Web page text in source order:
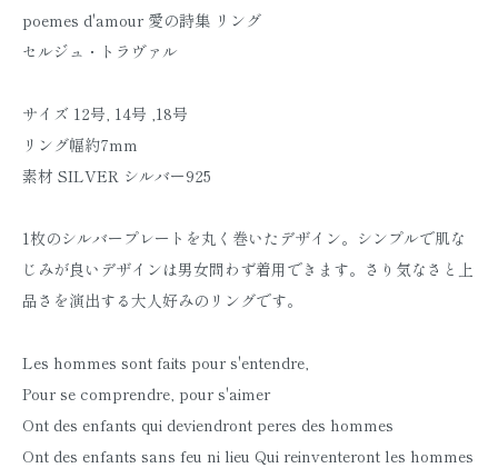
poemes d'amour 愛の詩集 リング
セルジュ・トラヴァル
サイズ 12号, 14号 ,18号
リング幅約7mm
素材 SILVER シルバー925
1枚のシルバープレートを丸く巻いたデザイン。シンプルで肌な
じみが良いデザインは男女問わず着用できます。さり気なさと上
品さを演出する大人好みのリングです。
Les hommes sont faits pour s'entendre,
Pour se comprendre, pour s'aimer
Ont des enfants qui deviendront peres des hommes
Ont des enfants sans feu ni lieu Qui reinventeront les hommes